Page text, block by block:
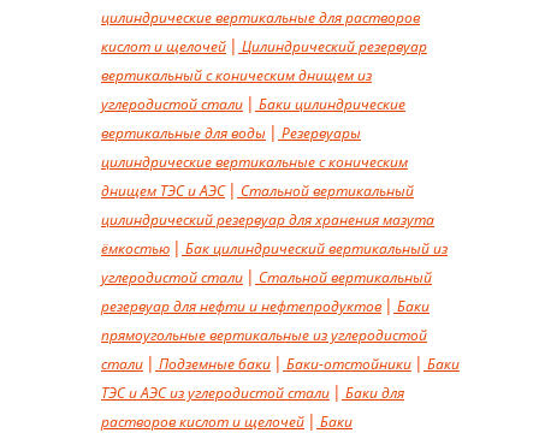
цилиндрические вертикальные для растворов
кислот и щелочей
Цилиндрический резервуар
вертикальный с коническим днищем из
углеродистой стали
Баки цилиндрические
вертикальные для воды
Резервуары
цилиндрические вертикальные с коническим
днищем ТЭС и АЭС
Стальной вертикальный
цилиндрический резервуар для хранения мазута
ёмкостью
Бак цилиндрический вертикальный из
углеродистой стали
Стальной вертикальный
резервуар для нефти и нефтепродуктов
Баки
прямоугольные вертикальные из углеродистой
стали
Подземные баки Баки-отстойники
Баки
ТЭС и АЭС из углеродистой стали
Баки для
растворов кислот и щелочей
Баки